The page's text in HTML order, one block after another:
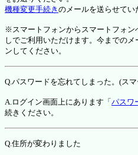
機種変更手続き のメールを送らせてい
※スマートフォンからスマートフォン
しでご利用いただけます。今までの
ンしてください。
Q.パスワードを忘れてしまった。(ス
A.ログイン画面上にあります「 パスワ
続きください。
Q.住所が変わりました